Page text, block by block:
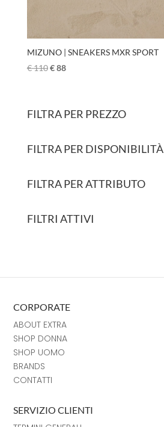
MIZUNO | SNEAKERS MXR SPORT
€110€88
FILTRA PER PREZZO
FILTRA PER DISPONIBILITÀ
FILTRA PER ATTRIBUTO
FILTRI ATTIVI
CORPORATE
ABOUT EXTRA
SHOP DONNA
SHOP UOMO
BRANDS
CONTATTI
SERVIZIO CLIENTI